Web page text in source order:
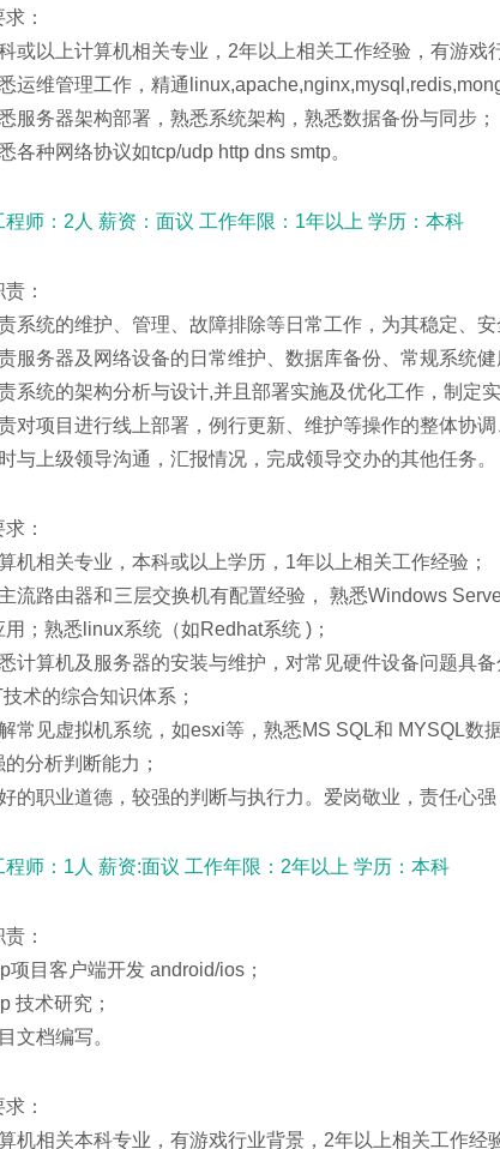
：
或以上计算机相关专业，2年以上相关工作经验，有游戏
运维管理工作，精通
服务器架构部署，熟悉系统架构，熟悉数据备份与同步；
各种网络协议如tcp/udp http dns smtp。
程师：2人 薪资：面议 工作年限：1年以上 学历：本科
：
系统的维护、管理、故障排除等日常工作，为其稳定、安
服务器及网络设备的日常维护、数据库备份、常规系统健
系统的架构分析与设计,并且部署实施及优化工作，制定实
对项目进行线上部署，例行更新、维护等操作的整体协调
与上级领导沟通，汇报情况，完成领导交办的其他任务。
：
机相关专业，本科或以上学历，1年以上相关工作经验；
流路由器和三层交换机有配置经验， 熟悉Windows
用；熟悉linux系统（如Redhat系统 )；
计算机及服务器的安装与维护，对常见硬件设备问题具备
术的综合知识体系；
常见虚拟机系统，如esxi等，熟悉MS SQL和 MYSQL数
分析判断能力；
的职业道德，较强的判断与执行力。爱岗敬业，责任心强
程师：1人 薪资:面议 工作年限：2年以上 学历：本科
：
项目客户端开发 android/ios；
技术研究；
文档编写。
：
机相关本科专业，有游戏行业背景，2年以上相关工作经